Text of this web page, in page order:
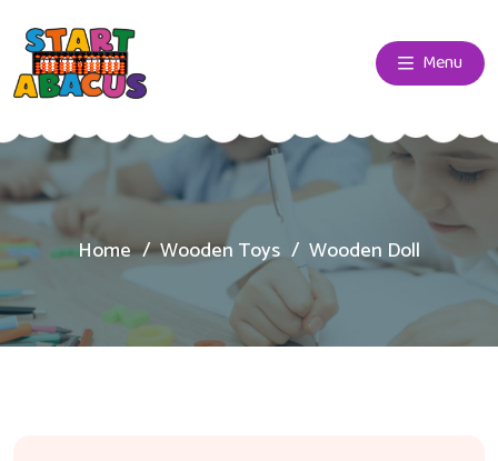
Menu
Home Wooden Toys Wooden Doll